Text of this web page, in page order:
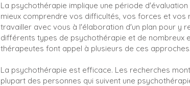
La psychothérapie implique une période d'évaluation
mieux comprendre vos difficultés, vos forces et vos
travailler avec vous à l'élaboration d'un plan pour y
différents types de psychothérapie et de nombreux
thérapeutes font appel à plusieurs de ces approches.
La psychothérapie est efficace. Les recherches
plupart des personnes qui suivent une